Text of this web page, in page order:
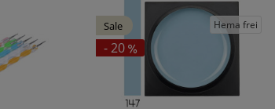
Sale
- 20
Hema frei